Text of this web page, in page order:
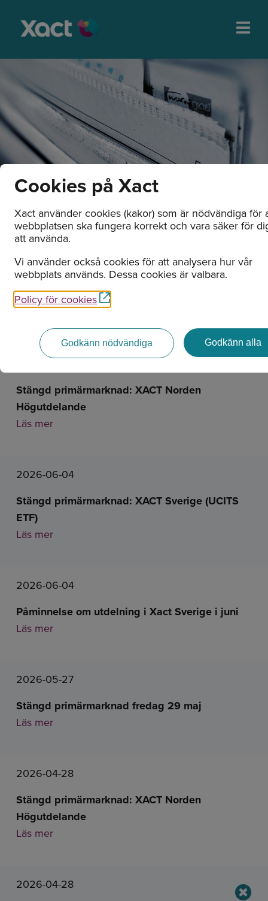
Nyheter och
pressmeddelanden
Nyheter
Stängd primärmarknad: XACT Norden
Högutdelande
Läs mer
2026-06-16
Stängd primärmarknad: XACT Sverige (UCITS
ETF)
Läs mer
2026-06-04
Påminnelse om utdelning i Xact Sverige i juni
Läs mer
2026-06-04
Stängd primärmarknad fredag 29 maj
Läs mer
2026-05-27
Stängd primärmarknad: XACT Norden
Högutdelande
Läs mer
2026-04-28
2026-04-28
Cookies på Xact
Xact använder cookies (kakor) som är nödvändiga för
webbplatsen ska fungera korrekt och vara säker för
att använda.
Vi använder också cookies för att analysera hur vår
webbplats används. Dessa cookies är valbara.
Policy för cookies
Godkänn alla
Godkänn nödvändiga